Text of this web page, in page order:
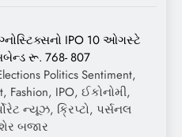
IPO 10 ઓગસ્ટે
રૂ. 768- 807
Politics Sentiment,
Fashion, IPO, ઈકોનોમી,
ન્યૂઝ, ક્રિપ્ટો, પર્સનલ
બજાર